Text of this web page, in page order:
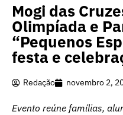
Mogi das
Olimpíada e
“Pequenos
festa e
Redação novembro 2,
Evento reúne famílias,